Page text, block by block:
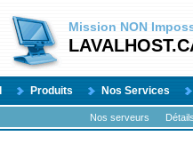
Mission NON
Produits Nos Services
Nos serveurs